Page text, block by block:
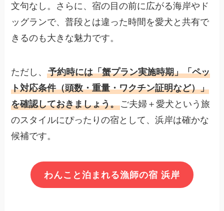
文句なし。さらに、宿の目の前に広がる海岸やド
ッグランで、普段とは違った時間を愛犬と共有で
きるのも大きな魅力です。
ただし、予約時には「蟹プラン実施時期」「ペッ
ト対応条件（頭数・重量・ワクチン証明など）」
を確認しておきましょう。ご夫婦＋愛犬という旅
のスタイルにぴったりの宿として、浜岸は確かな
候補です。
わんこと泊まれる漁師の宿 浜岸